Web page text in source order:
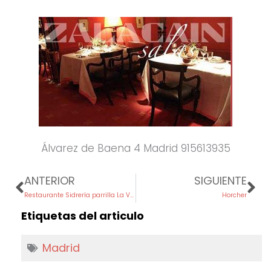
Álvarez de Baena 4 Madrid 915613935
Prev
ANTERIOR
Restaurante Sidrería parrilla La Veguca
SIGUIENTE
Horcher
Etiquetas del articulo
Madrid